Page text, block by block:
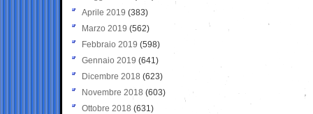
Aprile 2019 (383)
Marzo 2019 (562)
Febbraio 2019 (598)
Gennaio 2019 (641)
Dicembre 2018 (623)
Novembre 2018 (603)
Ottobre 2018 (631)